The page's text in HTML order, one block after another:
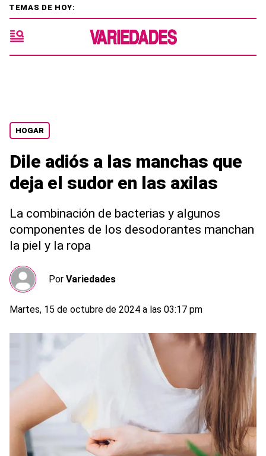
HOGAR
Dile adiós a las manchas que
deja el sudor en las axilas
La combinación de bacterias y algunos
componentes de los desodorantes manchan
la piel y la ropa
Por Variedades
Martes, 15 de octubre de 2024 a las 03:17 pm
TEMAS DE HOY: